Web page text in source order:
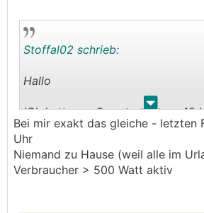
. .
Stoffal02 schrieb:
Hallo
ICh hatte am Samstag gegen 18
Fehlermeldungen auf meinem
"Overload L1 on VE.Bus" und im
"Grid lost" Beides war nur so
vorhanden. Weiß jemand von wo
Bei mir exakt das gleiche - letzten
Uhr
Niemand zu Hause (weil alle im
Verbraucher > 500 Watt aktiv